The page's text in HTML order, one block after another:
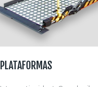
PLATAFORMAS